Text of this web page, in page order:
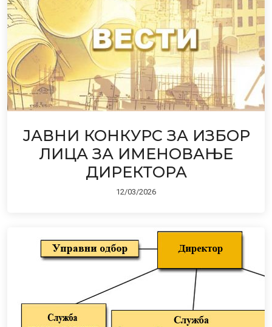
ЈАВНИ КОНКУРС ЗА ИЗБОР
ЛИЦА ЗА ИМЕНОВАЊЕ
ДИРЕКТОРА
12/03/2026